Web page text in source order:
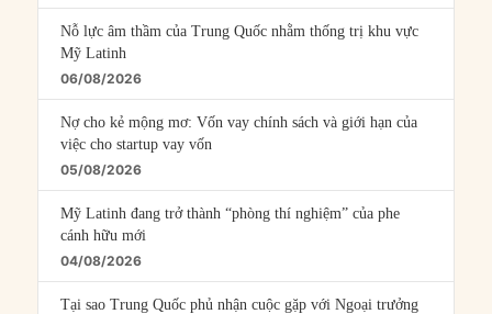
Nỗ lực âm thầm của Trung Quốc nhằm thống trị khu vực
Mỹ Latinh
06/08/2026
Nợ cho kẻ mộng mơ: Vốn vay chính sách và giới hạn của
việc cho startup vay vốn
05/08/2026
Mỹ Latinh đang trở thành “phòng thí nghiệm” của phe
cánh hữu mới
04/08/2026
Tại sao Trung Quốc phủ nhận cuộc gặp với Ngoại trưởng